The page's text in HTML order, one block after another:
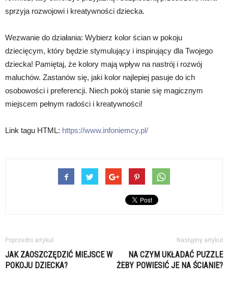
sprzyja rozwojowi i kreatywności dziecka.
Wezwanie do działania: Wybierz kolor ścian w pokoju
dziecięcym, który będzie stymulujący i inspirujący dla Twojego
dziecka! Pamiętaj, że kolory mają wpływ na nastrój i rozwój
maluchów. Zastanów się, jaki kolor najlepiej pasuje do ich
osobowości i preferencji. Niech pokój stanie się magicznym
miejscem pełnym radości i kreatywności!
Link tagu HTML: https://www.infoniemcy.pl/
Poprzedni artykuł
JAK ZAOSZCZĘDZIĆ MIEJSCE W
POKOJU DZIECKA?
Następny artykuł
NA CZYM UKŁADAĆ PUZZLE
ŻEBY POWIESIĆ JE NA ŚCIANIE?